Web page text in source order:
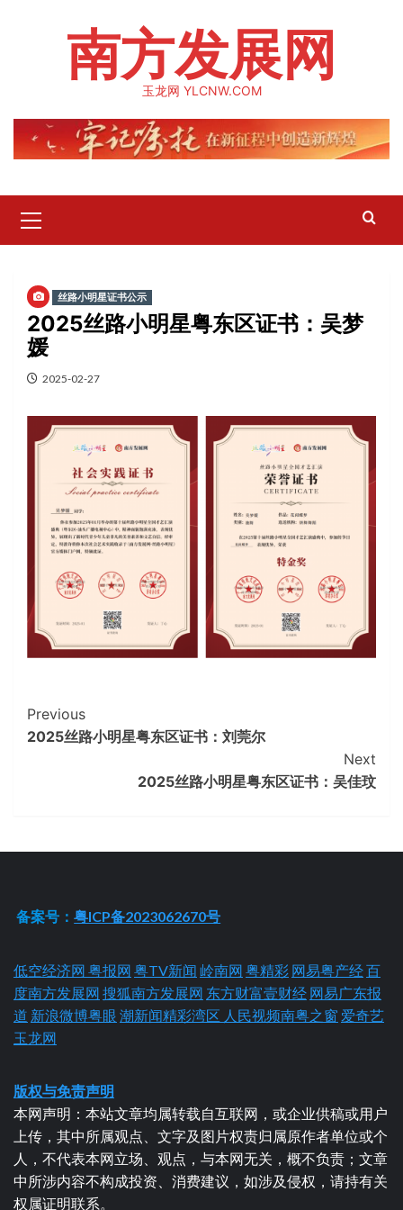
南方发展网
玉龙网 YLCNW.COM
Menu
丝路小明星证书公示
2025丝路小明星粤东区证书：吴梦
媛
2025-02-27
Continue
Reading
Previous
2025丝路小明星粤东区证书：刘莞尔
Next
2025丝路小明星粤东区证书：吴佳玟
备案号：粤ICP备2023062670号
低空经济网 粤报网 粤TV新闻 岭南网 粤精彩 网易粤产经百
度南方发展网 搜狐南方发展网 东方财富壹财经 网易广东报
道 新浪微博粤眼 潮新闻精彩湾区 人民视频南粤之窗 爱奇艺
玉龙网
版权与免责声明
本网声明：本站文章均属转载自互联网，或企业供稿或用户
上传，其中所属观点、文字及图片权责归属原作者单位或个
人，不代表本网立场、观点，与本网无关，概不负责；文章
中所涉内容不构成投资、消费建议，如涉及侵权，请持有关
权属证明联系。